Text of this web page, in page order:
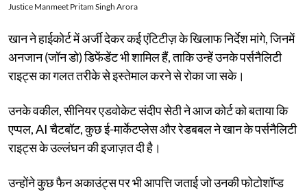
Justice Manmeet Pritam Singh Arora
खान ने हाईकोर्ट में अर्जी देकर कई एंटिटीज़ के खिलाफ निर्देश मांगे, जिनमें
अनजान (जॉन डो) डिफेंडेंट भी शामिल हैं, ताकि उन्हें उनके पर्सनैलिटी
राइट्स का गलत तरीके से इस्तेमाल करने से रोका जा सके।
उनके वकील, सीनियर एडवोकेट संदीप सेठी ने आज कोर्ट को बताया कि
एप्पल, AI चैटबॉट, कुछ ई-मार्केटप्लेस और रेडबबल ने खान के पर्सनैलिटी
राइट्स के उल्लंघन की इजाज़त दी है।
उन्होंने कुछ फैन अकाउंट्स पर भी आपत्ति जताई जो उनकी फोटोशॉप्ड